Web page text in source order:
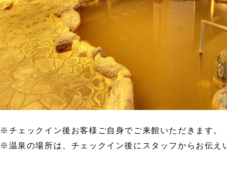
※チェックイン後お客様ご自身でご来館いただきます。
※温泉の場所は、チェックイン後にスタッフからお伝え